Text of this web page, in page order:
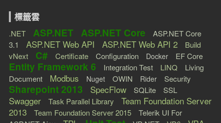
標籤雲
.NET ASP.NET ASP.NET Core
ASP.NET Core
3.1
ASP.NET Web API ASP.NET Web API 2
Build
vNext
C# Certificate Configuration Docker EF Core
Entity Framework 6 Integration Test LINQ
Living
Document
Modbus Nuget OWIN Rider Security
Sharepoint 2013 SpecFlow SQLite SSL
Swagger Task Parallel Library
Team Foundation Server
2013
Team Foundation Server 2015
Telerik UI For